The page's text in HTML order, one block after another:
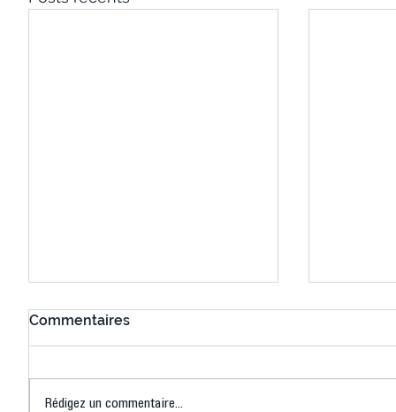
Commentaires
Rédigez un commentaire...